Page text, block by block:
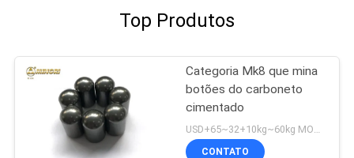
Top Produtos
Categoria Mk8 que mina
botões do carboneto
cimentado
CONTATO